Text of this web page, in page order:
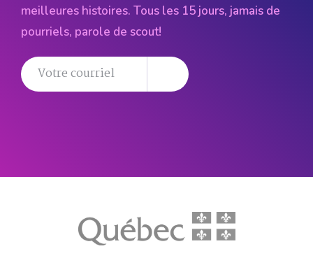
meilleures histoires. Tous les 15 jours, jamais de
pourriels, parole de scout!